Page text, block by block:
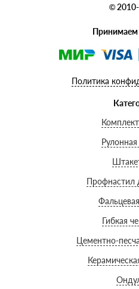
©
Принимаем
Политика
Профнастил
Гибкая
Цементно-